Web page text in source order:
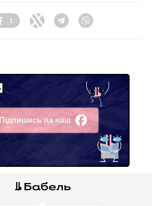
Facebook
1
Twitter TelegramViber
Підпишись на наш
Facebook